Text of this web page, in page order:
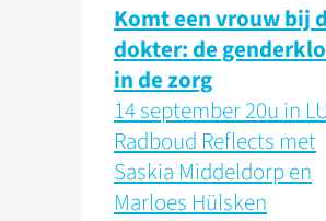
Komt een vrouw bij
dokter: de
in de zorg
14 september 20u in
Radboud Reflects met
Saskia Middeldorp en
Marloes Hülsken